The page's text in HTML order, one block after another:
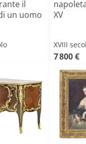
il
un uomo
XV
XVIII
7 800 €